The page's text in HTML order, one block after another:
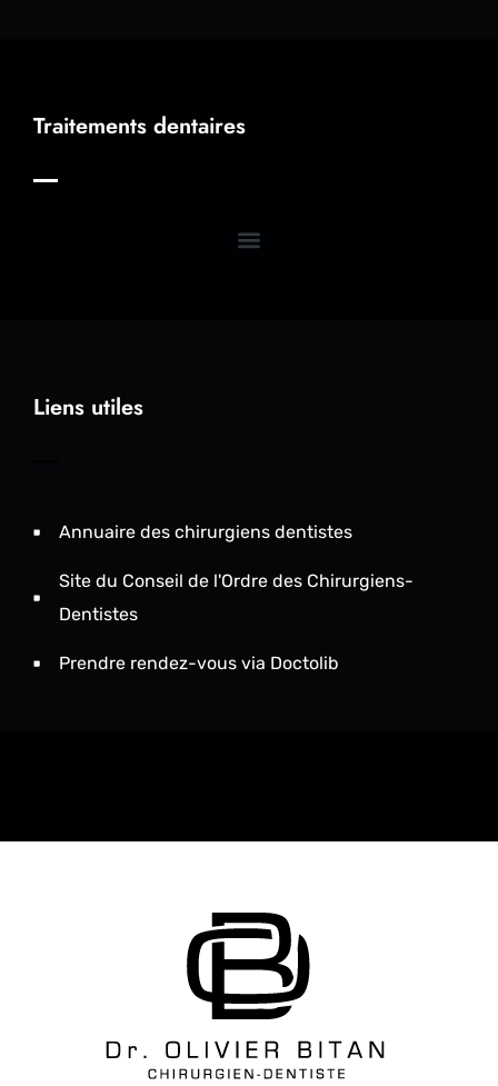
Traitements dentaires
Liens utiles
Annuaire des chirurgiens dentistes
Site du Conseil de l'Ordre des Chirurgiens-
Dentistes
Prendre rendez-vous via Doctolib